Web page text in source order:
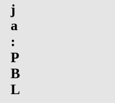
j
a
:
P
B
L